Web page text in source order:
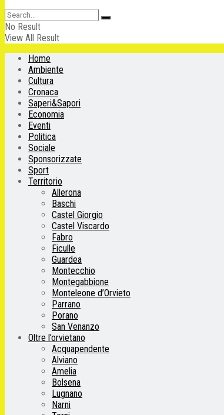
No Result
View All Result
Home
Ambiente
Cultura
Cronaca
Saperi&Sapori
Economia
Eventi
Politica
Sociale
Sponsorizzate
Sport
Territorio
Allerona
Baschi
Castel Giorgio
Castel Viscardo
Fabro
Ficulle
Guardea
Montecchio
Montegabbione
Monteleone d’Orvieto
Parrano
Porano
San Venanzo
Oltre l’orvietano
Acquapendente
Alviano
Amelia
Bolsena
Lugnano
Narni